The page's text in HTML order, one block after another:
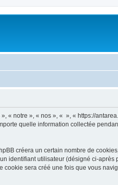
notre », « nos », « », « https://
quelle information collectée
créera un certain nombre de
identifiant utilisateur (désigné ci-
sera créé une fois que vous